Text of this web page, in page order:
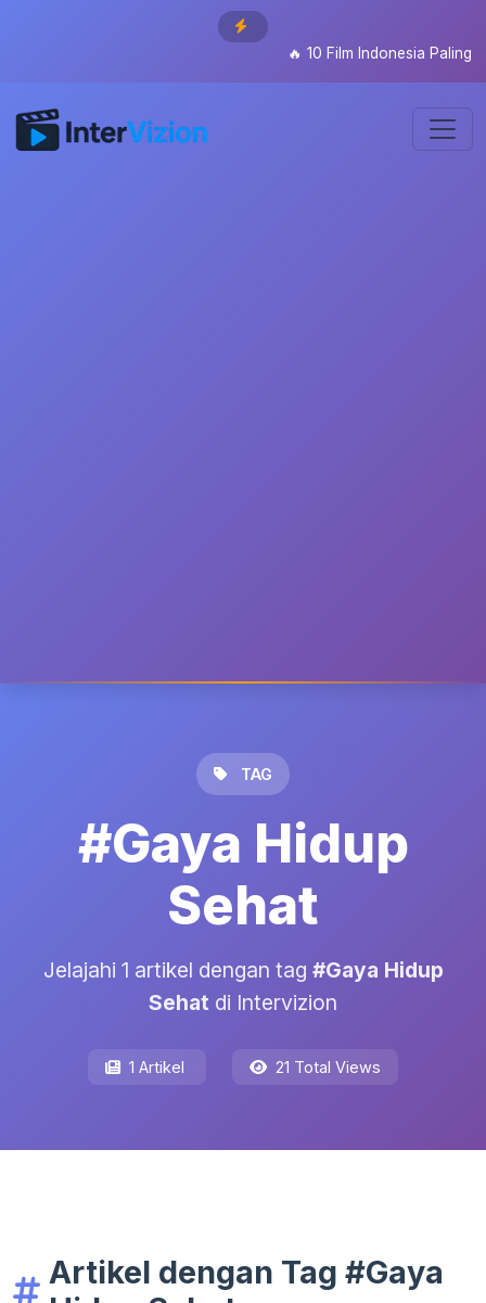
10 Film Indonesia Paling
TAG
#Gaya Hidup
Sehat
Jelajahi 1 artikel dengan tag #Gaya Hidup
Sehat di Intervizion
1 Artikel 21 Total Views
Artikel dengan Tag #Gaya